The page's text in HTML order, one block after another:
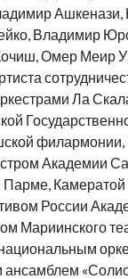
Владимир
Омер Меир
Ла
Академии
Парме,
России
Мариинского